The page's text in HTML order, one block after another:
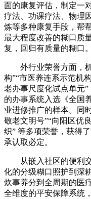
面的康复评估，制定一
疗法、功课疗法、物理
炼等多种康复手段，帮
最大程度改善的糊口质
复，回归有质量的糊口。
外行业荣誉方面，机
构”“市医养连系示范机
老办事尺度化试点单元
的办事系统入选《全国
业进修推广的样本。同
敬老文明号”“向阳区优
织” 等多项荣誉，获得
承认取必定。
从嵌入社区的便利交
化的分级糊口照护到深
炊事养分到全周期的医
全维度的平安保障系统